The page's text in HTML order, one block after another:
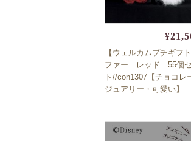
【ウェルカムプチギフ
ファー レッド 55個
ト//con1307【チョコレ
ジュアリー・可愛い】